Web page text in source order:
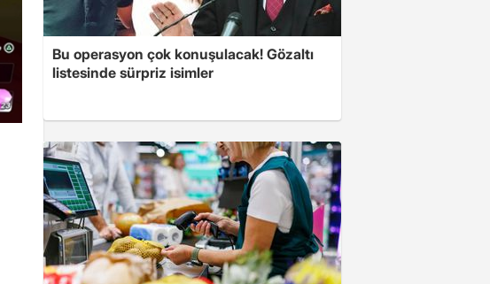
Bu operasyon çok konuşulacak! Gözaltı
listesinde sürpriz isimler